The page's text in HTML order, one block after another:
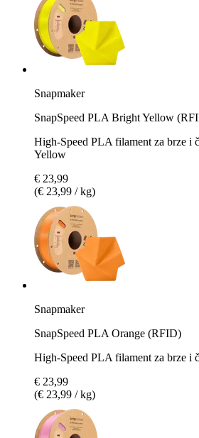
Snapmaker
SnapSpeed PLA Bright Yellow
High-Speed PLA filament za brze i
Yellow
€ 23,99
(€ 23,99 / kg)
Snapmaker
SnapSpeed PLA Orange (RFID)
High-Speed PLA filament za brze i
€ 23,99
(€ 23,99 / kg)